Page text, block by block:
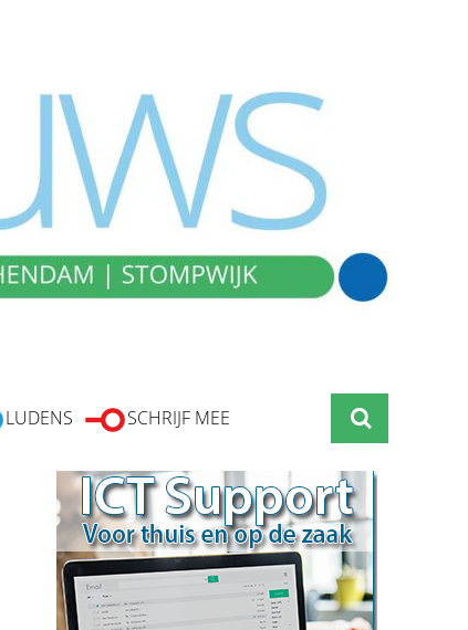
LUDENS SCHRIJF MEE